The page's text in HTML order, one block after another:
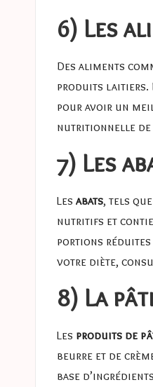
6) Les
Des aliments
produits laitiers.
pour avoir un
nutritionnelle de
7) Les
Les abats, tels
nutritifs et
portions réduites
votre diète,
8) La
Les produits de
beurre et de
base